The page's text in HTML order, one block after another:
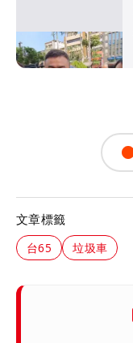
文章標籤
台65 垃圾車